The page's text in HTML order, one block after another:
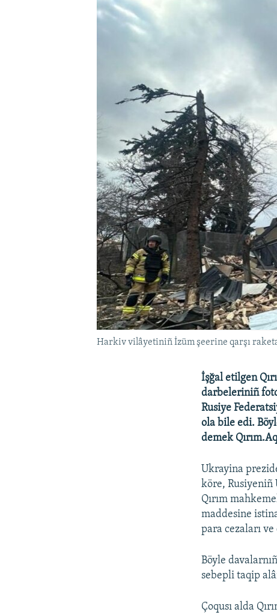
Harkiv vilâyetiniñ İzüm şeerine qarşı
İşğal etilgen
darbeleriniñ
Rusiye
ola bile edi.
demek
Ukrayina
köre, Rusiyeniñ
Qırım
maddesine
para cezaları
Böyle
sebepli taqip
Çoqusı alda